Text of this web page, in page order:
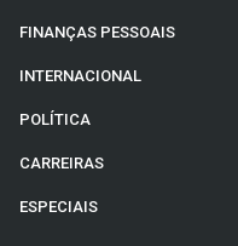
FINANÇAS PESSOAIS
INTERNACIONAL
POLÍTICA
CARREIRAS
ESPECIAIS